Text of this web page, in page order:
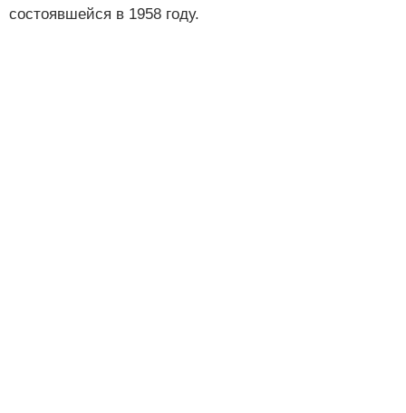
состоявшейся в 1958 году.